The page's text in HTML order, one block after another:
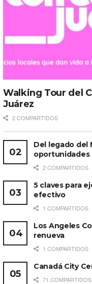
Walking Tour del
Juárez
2 COMPARTIDOS
Del legado del
oportunidades
2 COMPARTIDOS
5 claves para
efectivo
1 COMPARTIDOS
Los Angeles
renueva
1 COMPARTIDOS
Canadá City
71 COMPARTIDOS